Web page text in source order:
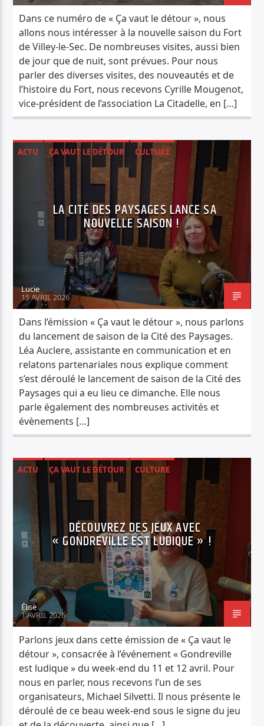
Dans ce numéro de « Ça vaut le détour », nous
allons nous intéresser à la nouvelle saison du Fort
de Villey-le-Sec. De nombreuses visites, aussi bien
de jour que de nuit, sont prévues. Pour nous
parler des diverses visites, des nouveautés et de
l’histoire du Fort, nous recevons Cyrille Mougenot,
vice-président de l’association La Citadelle, en […]
ACTU ÇA VAUT LE DÉTOUR CULTURE
LA CITÉ DES PAYSAGES LANCE SA
NOUVELLE SAISON !
Lucie
15 AVRIL 2026
Dans l’émission « Ça vaut le détour », nous parlons
du lancement de saison de la Cité des Paysages.
Léa Auclere, assistante en communication et en
relatons partenariales nous explique comment
s’est déroulé le lancement de saison de la Cité des
Paysages qui a eu lieu ce dimanche. Elle nous
parle également des nombreuses activités et
évènements […]
ACTU ÇA VAUT LE DÉTOUR CULTURE
DÉCOUVREZ DES JEUX AVEC
« GONDREVILLE EST LUDIQUE » !
Élise
1 AVRIL 2026
Parlons jeux dans cette émission de « Ça vaut le
détour », consacrée à l’événement « Gondreville
est ludique » du week-end du 11 et 12 avril. Pour
nous en parler, nous recevons l’un de ses
organisateurs, Michael Silvetti. Il nous présente le
déroulé de ce beau week-end sous le signe du jeu